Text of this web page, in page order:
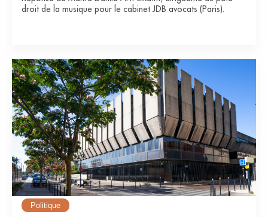
droit de la musique pour le cabinet JDB avocats (Paris).
Politique